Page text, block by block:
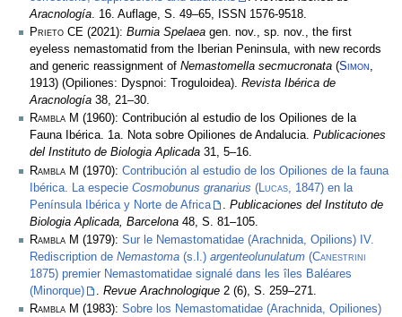
Aracnología. 16. Auflage, S. 49–65, ISSN 1576-9518.
Prieto CE (2021): Burnia Spelaea gen. nov., sp. nov., the first
eyeless nemastomatid from the Iberian Peninsula, with new records
and generic reassignment of Nemastomella secmucronata (Simon,
1913) (Opiliones: Dyspnoi: Troguloidea). Revista Ibérica de
Aracnología 38, 21–30.
Rambla M (1960): Contribución al estudio de los Opiliones de la
Fauna Ibérica. 1a. Nota sobre Opiliones de Andalucia. Publicaciones
del Instituto de Biologia Aplicada 31, 5–16.
Rambla M (1970): Contribución al estudio de los Opiliones de la fauna
Ibérica. La especie Cosmobunus granarius ( Lucas , 1847) en la
Península Ibérica y Norte de Africa
Publicaciones del Instituto de
Biologia Aplicada, Barcelona 48, S. 81–105.
Rambla M (1979): Sur le Nemastomatidae (Arachnida, Opilions) IV.
Rediscription de Nemastoma (s.l.) argenteolunulatum (Canestrini
1875) premier Nemastomatidae signalé dans les îles Baléares
(Minorque)
. Revue Arachnologique 2 (6), S. 259–271.
Rambla M (1983): Sobre los Nemastomatidae (Arachnida, Opiliones)